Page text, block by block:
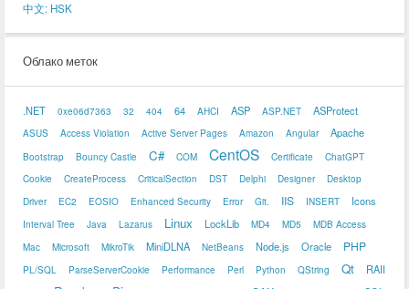
中文: HSK
Облако меток
.NET 0xe06d7363 32 404 64 AHCI ASP ASP.NET ASProtect
ASUS Access Violation Active Server Pages Amazon Angular Apache
Bootstrap Bouncy Castle C# COM CentOS Certificate
ChatGPT
Cookie
CreateProcess CriticalSection DST Delphi Designer
Desktop
Driver
EC2 EOSIO Enhanced Security Error Git. IIS INSERT Icons
Interval Tree Java Lazarus Linux LockLib MD4 MD5
MDB Access
Mac
Microsoft MikroTik MiniDLNA NetBeans Node.js Oracle PHP
PL/SQL ParseServerCookie Performance Perl Python QString Qt RAII